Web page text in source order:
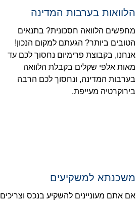
הלוואות בערבות המדינה
מחפשים הלוואה חסכונית? בתנאים
הטובים ביותר? הגעתם למקום הנכון!
אנחנו, בקבוצת פרימיום נחסוך לכם עד
מאות אלפי שקלים בקבלת הלוואה
בערבות המדינה, ונחסוך לכם הרבה
בירוקרטיה מעייפת.
משכנתא למשקיעים
אם אתם מעוניינים להשקיע בנכס וצריכים